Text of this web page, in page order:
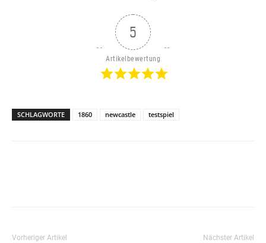
5
Artikelbewertung
SCHLAGWORTE 1860 newcastle testspiel
Vorheriger Artikel Nächster Artikel